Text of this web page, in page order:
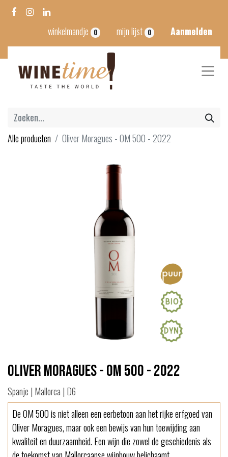
winkelmandje 0 mijn lijst 0 Aanmelden
Alle producten Oliver Moragues - OM 500 - 2022
Oliver Moragues - OM 500 - 2022
Spanje | Mallorca | D6
De OM 500 is niet alleen een eerbetoon aan het rijke erfgoed van
Oliver Moragues, maar ook een bewijs van hun toewijding aan
kwaliteit en duurzaamheid. Een wijn die zowel de geschiedenis als